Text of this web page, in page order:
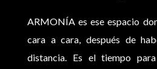
ARMONÍAes ese espacio
cara a cara, después de
distancia. Es el tiempo para